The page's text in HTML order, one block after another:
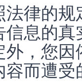
律的
信息的
，您
容而遭